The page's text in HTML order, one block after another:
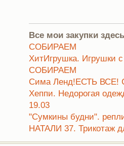
Все мои закупки
СОБИРАЕМ
ХитИгрушка. Игрушки
СОБИРАЕМ
Сима Ленд!ЕСТЬ ВСЕ!
Хеппи. Недорогая
19.03
"Сумкины будни".
НАТАЛИ 37. Трикотаж